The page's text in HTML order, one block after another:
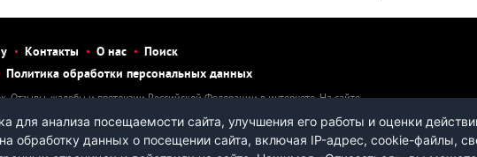
Контакты О нас
Поиск
Политика обработки персональных данных
жалобы и претензии Российской Федерации в интернете. На сайте
анализа посещаемости сайта, улучшения его работы и оценки
обработку данных о посещении сайта, включая IP-адрес, cookie-файлы,